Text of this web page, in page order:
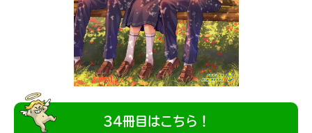
キミノラジオ配信中！
いろんな動画が
見られる
34冊目はこちら！